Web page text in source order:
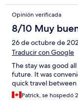
Opinión verificada
8/10 Muy
26 de octubre de
Traducir con Google
The stay was good
future. It was
quick travel
Patrick, se hospedó